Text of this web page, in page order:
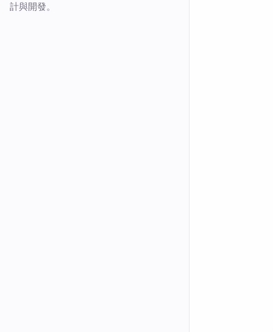
計與開發。